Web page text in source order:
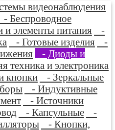
видеонаблюдения
- Беспроводное
и элементы питания
-
- Готовые изделия
-
- Диоды и
техника и электроника
кнопки
- Зеркальные
- Индуктивные
- Источники
- Капсульные
-
- Кнопки,